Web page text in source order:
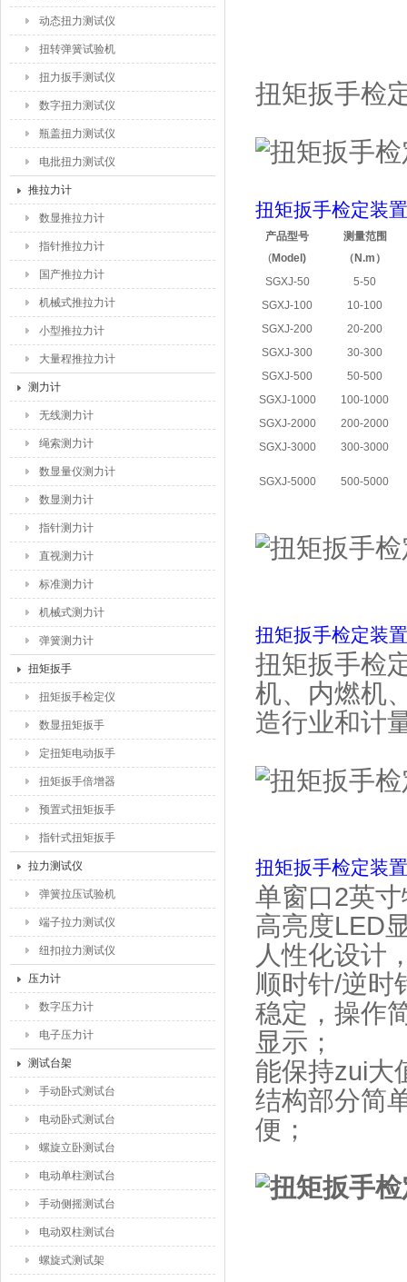
动态扭力测试仪
扭转弹簧试验机
扭力扳手测试仪
数字扭力测试仪
瓶盖扭力测试仪
电批扭力测试仪
推拉力计
数显推拉力计
指针推拉力计
国产推拉力计
机械式推拉力计
小型推拉力计
大量程推拉力计
测力计
无线测力计
绳索测力计
数显量仪测力计
数显测力计
指针测力计
直视测力计
标准测力计
机械式测力计
弹簧测力计
扭矩扳手
扭矩扳手检定仪
数显扭矩扳手
定扭矩电动扳手
扭矩扳手倍增器
预置式扭矩扳手
指针式扭矩扳手
拉力测试仪
弹簧拉压试验机
端子拉力测试仪
纽扣拉力测试仪
压力计
数字压力计
电子压力计
测试台架
手动卧式测试台
电动卧式测试台
螺旋立卧测试台
电动单柱测试台
手动侧摇测试台
电动双柱测试台
螺旋式测试架
扭矩扳手检
扭矩扳手检定装
产品型号
(Model)
测量范围
（N.m ）
SGXJ-50
5-50
SGXJ-100
10-100
SGXJ-200
20-200
SGXJ-300
30-300
SGXJ-500
50-500
SGXJ-1000
100-1000
SGXJ-2000
200-2000
SGXJ-3000
300-3000
SGXJ-5000 500-5000
扭矩扳手检定装
扭矩扳手检
机、内燃机
造行业和计
扭矩扳手检定装
单窗口2英
高亮度LED
人性化设计
顺时针/逆时
稳定，操作
显示；
能保持zui大
结构部分简
便；